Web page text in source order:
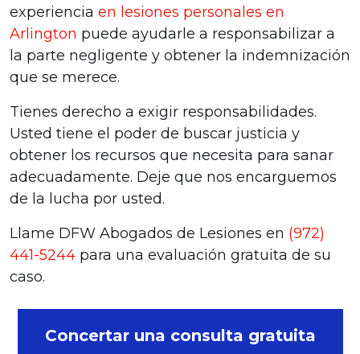
experiencia en lesiones personales en
Arlington puede ayudarle a responsabilizar a
la parte negligente y obtener la indemnización
que se merece.
Tienes derecho a exigir responsabilidades.
Usted tiene el poder de buscar justicia y
obtener los recursos que necesita para sanar
adecuadamente. Deje que nos encarguemos
de la lucha por usted.
Llame DFW Abogados de Lesiones en (972)
441-5244 para una evaluación gratuita de su
caso.
Concertar una consulta gratuita